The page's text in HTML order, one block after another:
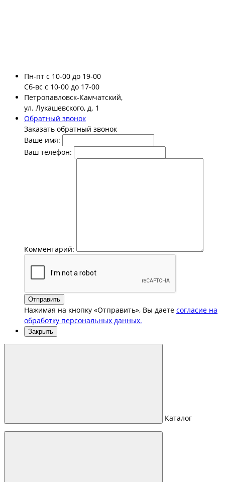
Пн-пт с 10-00 до 19-00
Сб-вс с 10-00 до 17-00
Петропавловск-Камчатский,
ул. Лукашевского, д. 1
Обратный звонок
Заказать обратный звонок
Ваше имя:
Ваш телефон:
Комментарий:
Отправить
Нажимая на кнопку «Отправить», Вы даете согласие на
обработку персональных данных.
Закрыть
Каталог